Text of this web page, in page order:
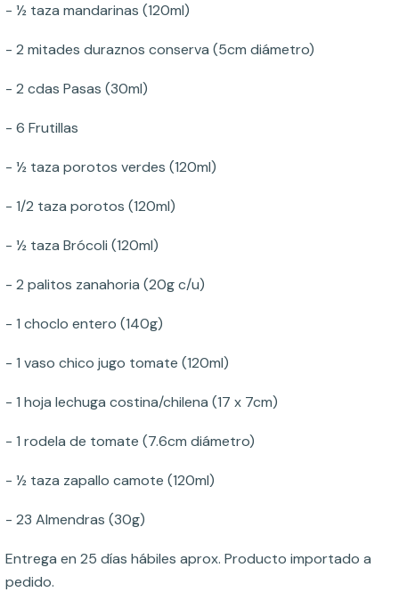
- ½ taza mandarinas (120ml)
- 2 mitades duraznos conserva (5cm diámetro)
- 2 cdas Pasas (30ml)
- 6 Frutillas
- ½ taza porotos verdes (120ml)
- 1/2 taza porotos (120ml)
- ½ taza Brócoli (120ml)
- 2 palitos zanahoria (20g c/u)
- 1 choclo entero (140g)
- 1 vaso chico jugo tomate (120ml)
- 1 hoja lechuga costina/chilena (17 x 7cm)
- 1 rodela de tomate (7.6cm diámetro)
- ½ taza zapallo camote (120ml)
- 23 Almendras (30g)
Entrega en 25 días hábiles aprox. Producto importado a
pedido.